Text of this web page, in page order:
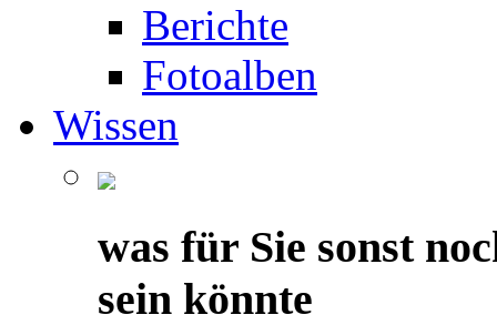
Berichte
Fotoalben
Wissen
was für Sie sonst
sein könnte